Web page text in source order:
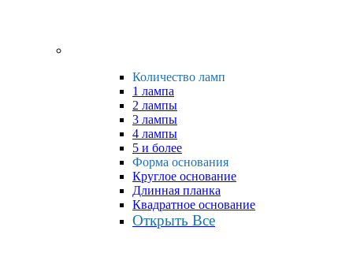
Количество ламп
1 лампа
2 лампы
3 лампы
4 лампы
5 и более
Форма основания
Круглое основание
Длинная планка
Квадратное основание
Открыть Все